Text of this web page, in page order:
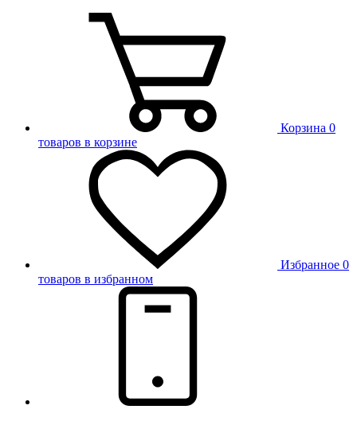
Корзина 0
товаров в корзине
Избранное 0
товаров в избранном